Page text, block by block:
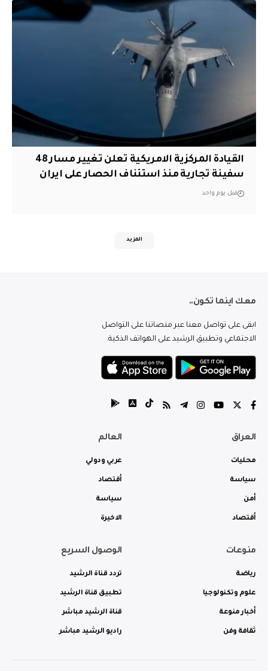
القيادة المركزية الامريكية تعلن تغيير مسار 48
سفينة تجارية منذ استئناف الحصار على ايران
قبل يوم واحد
المزيد
معك اينما تكون..
ابقى على تواصل معنا عبر منصاتنا على التواصل
الاجتماعي وتطبيق الرشيد على الهواتف الذكية.
العراق
محليات
سياسة
أمن
أقتصاد
العالم
عربي ودولي
أقتصاد
سياسة
الاخيرة
منوعات
رياضة
علوم وتكنولوجيا
أخبار منوعة
ثقافة وفن
الوصول السريع
تردد قناة الرشيد
تطبيق قناة الرشيد
قناة الرشيد مباشر
راديو الرشيد مباشر